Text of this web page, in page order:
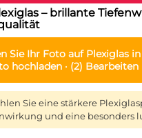
– brillante
Sie Ihr Foto auf Plexiglasin
hochladen · (2) Bearbeiten
Sie eine stärkere
und eine besonders